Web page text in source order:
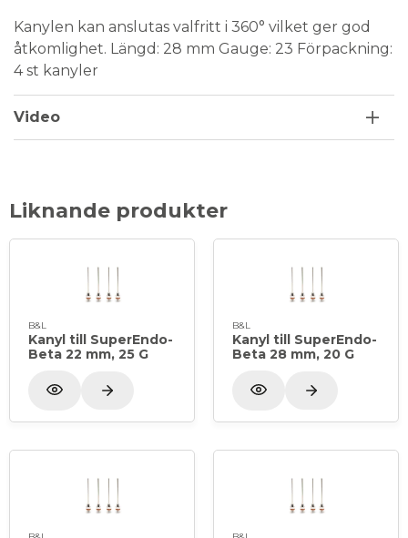
Kanylen kan anslutas valfritt i 360° vilket ger god
åtkomlighet. Längd: 28 mm Gauge: 23 Förpackning:
4 st kanyler
Video
Liknande produkter
B&L
Kanyl till SuperEndo-
Beta 22 mm, 25 G
B&L
Kanyl till SuperEndo-
Beta 28 mm, 20 G